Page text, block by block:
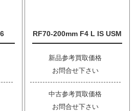
RF70-200mm F4 L IS USM
新品参考買取価格
お問合せ下さい
中古参考買取価格
お問合せ下さい